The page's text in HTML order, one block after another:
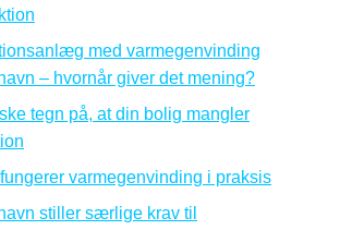
med varmegenvinding
– hvornår giver det mening?
tegn på, at din bolig mangler
varmegenvinding i praksis
stiller særlige krav til